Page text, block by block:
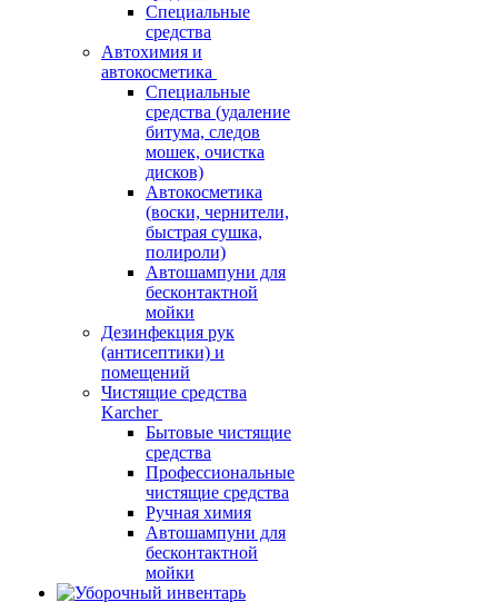
Специальные
средства
Автохимия и
автокосметика
Специальные
средства (удаление
битума, следов
мошек, очистка
дисков)
Автокосметика
(воски, чернители,
быстрая сушка,
полироли)
Автошампуни для
бесконтактной
мойки
Дезинфекция рук
(антисептики) и
помещений
Чистящие средства
Karcher
Бытовые чистящие
средства
Профессиональные
чистящие средства
Ручная химия
Автошампуни для
бесконтактной
мойки